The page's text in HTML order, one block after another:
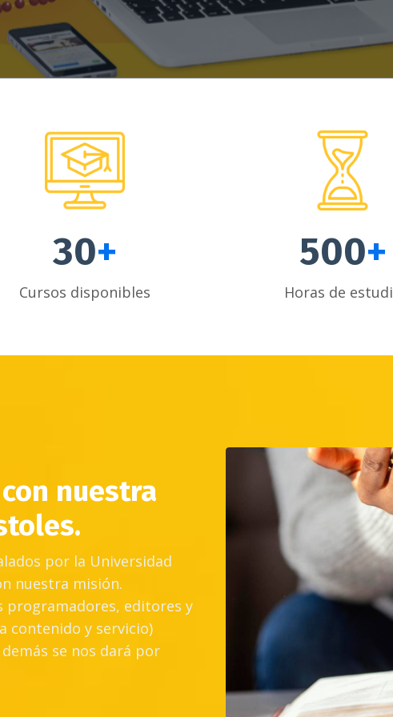
30+
Cursos disponibles
500+
Horas de
nuestra
por la Universidad
nuestra misión.
programadores, editores y
contenido y servicio)
se nos dará por